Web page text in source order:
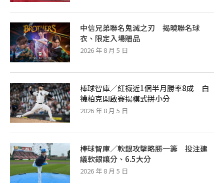
中信兄弟聯名鬼滅之刃 揭曉聯名球
衣、限定入場贈品
2026 年 8 月 5 日
棒球智庫／紅襪近1個半月勝率8成 白
襪柏克開啟賽揚模式拼小分
2026 年 8 月 5 日
棒球智庫／軟銀攻擊略勝一籌 投注建
議軟銀讓分、6.5大分
2026 年 8 月 5 日